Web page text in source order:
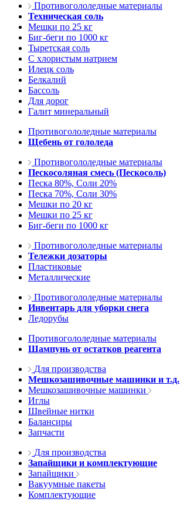
Противогололедные материалы
Техническая соль
Мешки по 25 кг
Биг-беги по 1000 кг
Тыретская соль
С хлористым натрием
Илецк соль
Белкалий
Бассоль
Для дорог
Галит минеральный
Противогололедные материалы
Щебень от гололеда
Противогололедные материалы
Пескосоляная смесь (Пескосоль)
Песка 80%, Соли 20%
Песка 70%, Соли 30%
Мешки по 20 кг
Мешки по 25 кг
Биг-беги по 1000 кг
Противогололедные материалы
Тележки дозаторы
Пластиковые
Металлические
Противогололедные материалы
Инвентарь для уборки снега
Ледорубы
Противогололедные материалы
Шампунь от остатков реагента
Для производства
Мешкозашивочные машинки и т.д.
Мешкозашивочные машинки
Иглы
Швейные нитки
Балансиры
Запчасти
Для производства
Запайщики и комплектующие
Запайщики
Вакуумные пакеты
Комплектующие